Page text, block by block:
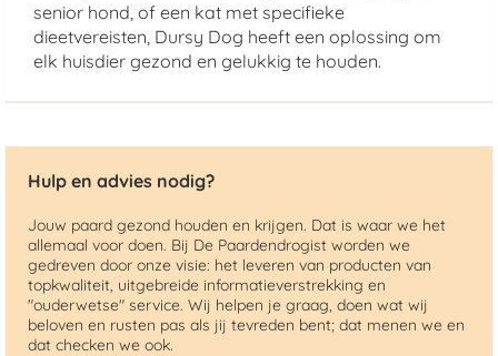
senior hond, of een kat met specifieke
dieetvereisten, Dursy Dog heeft een oplossing om
elk huisdier gezond en gelukkig te houden.
Hulp en advies nodig?
Jouw paard gezond houden en krijgen. Dat is waar we het
allemaal voor doen. Bij De Paardendrogist worden we
gedreven door onze visie: het leveren van producten van
topkwaliteit, uitgebreide informatieverstrekking en
"ouderwetse" service. Wij helpen je graag, doen wat wij
beloven en rusten pas als jij tevreden bent; dat menen we en
dat checken we ook.